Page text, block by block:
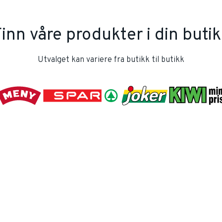
våre produkter i din
Utvalget kan variere fra butikk til butikk